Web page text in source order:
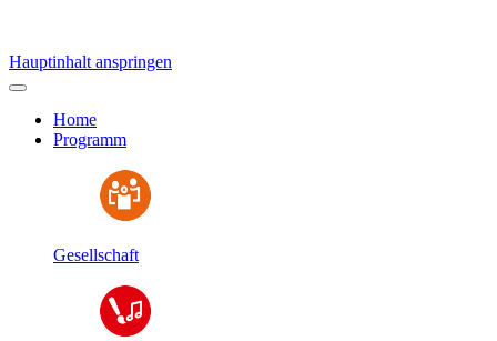
Hauptinhalt anspringen
Home
Programm
Gesellschaft